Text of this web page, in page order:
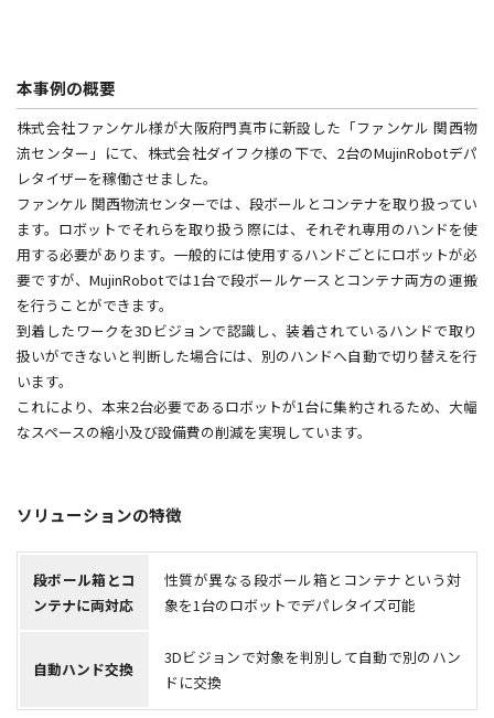
本事例の概要
株式会社ファンケル様が大阪府門真市に新設した「ファンケル 関西物
流センター」にて、株式会社ダイフク様の下で、2台のMujinRobotデパ
レタイザーを稼働させました。
ファンケル 関西物流センターでは、段ボールとコンテナを取り扱ってい
ます。ロボットでそれらを取り扱う際には、それぞれ専用のハンドを使
用する必要があります。一般的には使用するハンドごとにロボットが必
要ですが、MujinRobotでは1台で段ボールケースとコンテナ両方の運搬
を行うことができます。
到着したワークを3Dビジョンで認識し、装着されているハンドで取り
扱いができないと判断した場合には、別のハンドへ自動で切り替えを行
います。
これにより、本来2台必要であるロボットが1台に集約されるため、大幅
なスペースの縮小及び設備費の削減を実現しています。
ソリューションの特徴
段ボール箱とコ
ンテナに両対応
性質が異なる段ボール箱とコンテナという対
象を1台のロボットでデパレタイズ可能
自動ハンド交換
3Dビジョンで対象を判別して自動で別のハン
ドに交換